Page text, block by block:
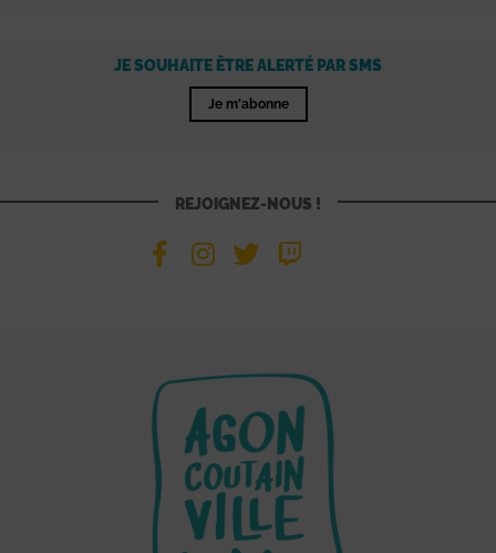
JE SOUHAITE ÊTRE ALERTÉ PAR SMS
Je m'abonne
REJOIGNEZ-NOUS !